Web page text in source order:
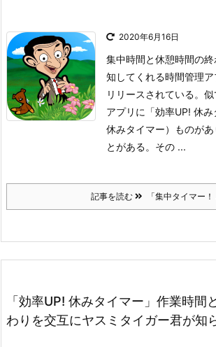
2020年6月16日
集中時間と休憩時間の
知してくれる時間管理
リリースされている。 似
アプリに「効率UP! 休み
休みタイマー）ものが
とがある。その ...
記事を読む 「集中タイマー！
「効率UP! 休みタイマー」作業時間
わりを交互にヤスミタイガー君が知